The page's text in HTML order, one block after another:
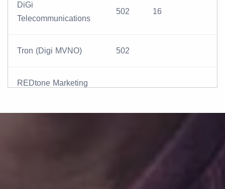
DiGi
Telecommunications
502 16
Tron (Digi MVNO) 502
REDtone Marketing